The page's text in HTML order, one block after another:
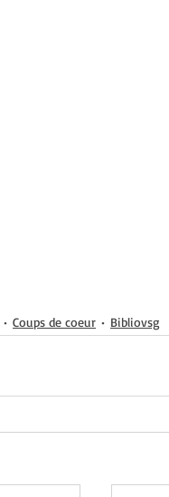
Coups de coeur Bibliovsg